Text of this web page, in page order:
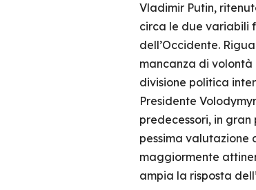
Vladimir Putin,
circa le due variabili
dell’Occidente.
mancanza di
divisione politica
Presidente
predecessori, in
pessima valutazione
maggiormente
ampia la risposta